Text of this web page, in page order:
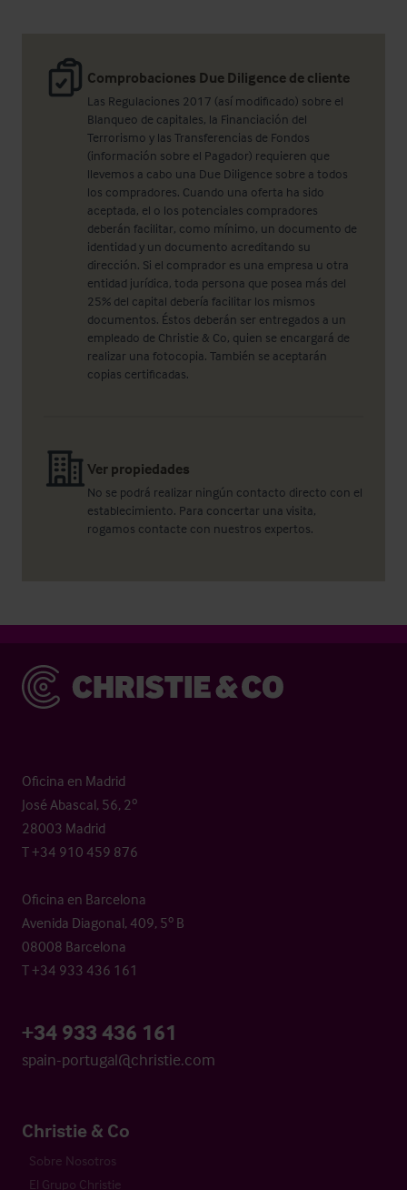
Comprobaciones Due Diligence de cliente
Las Regulaciones 2017 (así modificado) sobre el
Blanqueo de capitales, la Financiación del
Terrorismo y las Transferencias de Fondos
(información sobre el Pagador) requieren que
llevemos a cabo una Due Diligence sobre a todos
los compradores. Cuando una oferta ha sido
aceptada, el o los potenciales compradores
deberán facilitar, como mínimo, un documento de
identidad y un documento acreditando su
dirección. Si el comprador es una empresa u otra
entidad jurídica, toda persona que posea más del
25% del capital debería facilitar los mismos
documentos. Éstos deberán ser entregados a un
empleado de Christie & Co, quien se encargará de
realizar una fotocopia. También se aceptarán
copias certificadas.
Ver propiedades
No se podrá realizar ningún contacto directo con el
establecimiento. Para concertar una visita,
rogamos contacte con nuestros expertos.
Christie & Co
Oficina en Madrid
José Abascal, 56, 2º
28003 Madrid
T +34 910 459 876
Oficina en Barcelona
Avenida Diagonal, 409, 5º B
08008 Barcelona
T +34 933 436 161
+34 933 436 161
spain-portugal@christie.com
Christie & Co
Sobre Nosotros
El Grupo Christie